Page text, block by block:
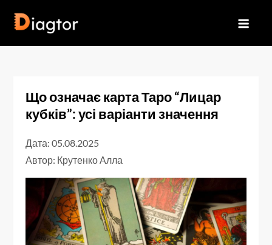
Що означає карта Таро “Лицар
кубків”: усі варіанти значення
Дата: 05.08.2025
Автор: Крутенко Алла